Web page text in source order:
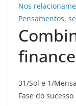
Nos
Pensamentos,
31/Sol e 1/
Fase do